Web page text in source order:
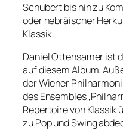
Schubert bis hin zu
oder hebräischer
Klassik.
Daniel Ottensamer ist
auf diesem Album.
der Wiener
des Ensembles
Repertoire von Klassik
zu Pop und Swing